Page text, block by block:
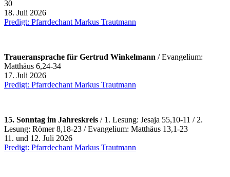
30
18. Juli 2026
Predigt: Pfarrdechant Markus Trautmann
Traueransprache für Gertrud Winkelmann / Evangelium:
Matthäus 6,24-34
17. Juli 2026
Predigt: Pfarrdechant Markus Trautmann
15. Sonntag im Jahreskreis / 1. Lesung: Jesaja 55,10-11 / 2.
Lesung: Römer 8,18-23 / Evangelium: Matthäus 13,1-23
11. und 12. Juli 2026
Predigt: Pfarrdechant Markus Trautmann